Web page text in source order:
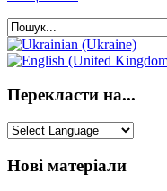
Перекласти на...
Нові матеріали